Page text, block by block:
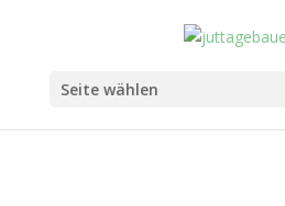
Seite wählen